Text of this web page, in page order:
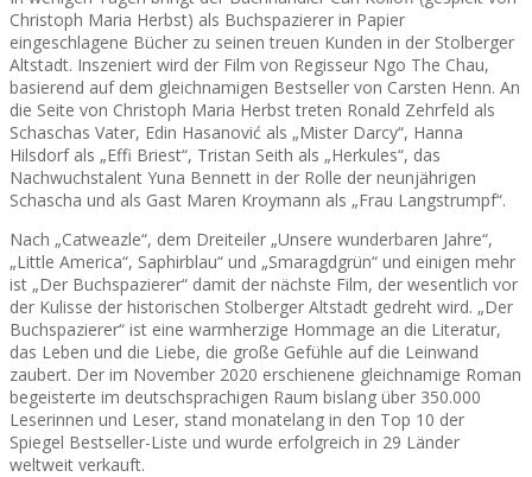
Christoph Maria Herbst) als Buchspazierer in Papier
eingeschlagene Bücher zu seinen treuen Kunden in der Stolberger
Altstadt. Inszeniert wird der Film von Regisseur Ngo The Chau,
basierend auf dem gleichnamigen Bestseller von Carsten Henn. An
die Seite von Christoph Maria Herbst treten Ronald Zehrfeld als
Schaschas Vater, Edin Hasanović als „Mister Darcy“, Hanna
Hilsdorf als „Effi Briest“, Tristan Seith als „Herkules“, das
Nachwuchstalent Yuna Bennett in der Rolle der neunjährigen
Schascha und als Gast Maren Kroymann als „Frau Langstrumpf“.
Nach „Catweazle“, dem Dreiteiler „Unsere wunderbaren Jahre“,
„Little America“, Saphirblau“ und „Smaragdgrün“ und einigen mehr
ist „Der Buchspazierer“ damit der nächste Film, der wesentlich vor
der Kulisse der historischen Stolberger Altstadt gedreht wird. „Der
Buchspazierer“ ist eine warmherzige Hommage an die Literatur,
das Leben und die Liebe, die große Gefühle auf die Leinwand
zaubert. Der im November 2020 erschienene gleichnamige Roman
begeisterte im deutschsprachigen Raum bislang über 350.000
Leserinnen und Leser, stand monatelang in den Top 10 der
Spiegel Bestseller-Liste und wurde erfolgreich in 29 Länder
weltweit verkauft.